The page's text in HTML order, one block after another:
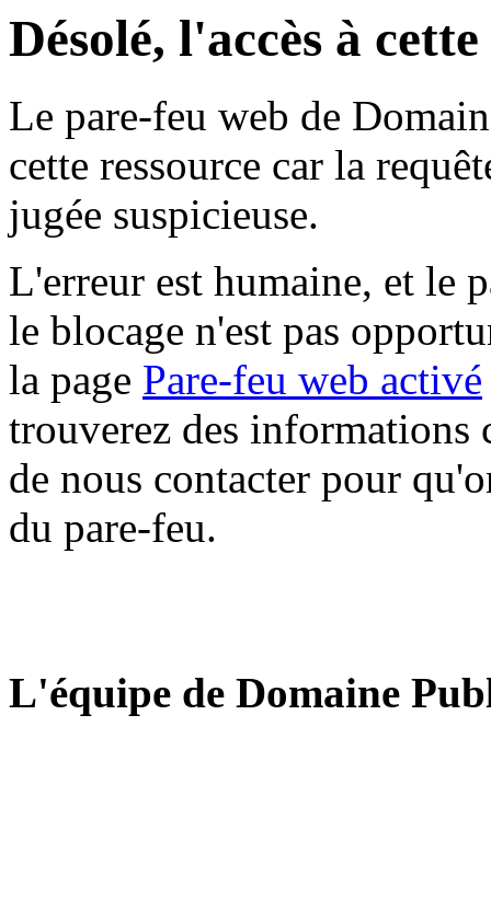
Désolé, l'accès à
Le pare-feu web de
cette ressource car la
jugée suspicieuse.
L'erreur est humaine, et le
le blocage n'est pas
la page Pare-feu web activé
trouverez des informations
de nous contacter pour
du pare-feu.
L'équipe de Domaine